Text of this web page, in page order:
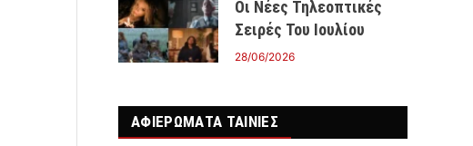
Οι Νέες Τηλεοπτικές
Σειρές Του Ιουλίου
28/06/2026
ΑΦΙΕΡΩΜΑΤΑ ΤΑΙΝΊΕΣ